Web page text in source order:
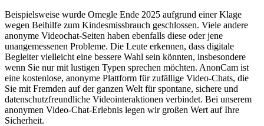
Beispielsweise wurde Omegle Ende 2025 aufgrund einer Klage
wegen Beihilfe zum Kindesmissbrauch geschlossen. Viele andere
anonyme Videochat-Seiten haben ebenfalls diese oder jene
unangemessenen Probleme. Die Leute erkennen, dass digitale
Begleiter vielleicht eine bessere Wahl sein könnten, insbesondere
wenn Sie nur mit lustigen Typen sprechen möchten. AnonCam ist
eine kostenlose, anonyme Plattform für zufällige Video-Chats, die
Sie mit Fremden auf der ganzen Welt für spontane, sichere und
datenschutzfreundliche Videointeraktionen verbindet. Bei unserem
anonymen Video-Chat-Erlebnis legen wir großen Wert auf Ihre
Sicherheit.